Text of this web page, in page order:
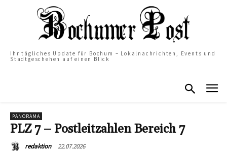
Ihr tägliches Update für Bochum – Lokalnachrichten, Events und
Stadtgeschehen auf einen Blick
PANORAMA
PLZ 7 – Postleitzahlen Bereich 7
redaktion 22.07.2026